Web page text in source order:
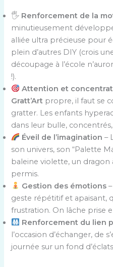
🖐️ Renforcement de la
minutieusement
alliée ultra précieuse pour
plein d’autres DIY (crois
découpage à l’école
!).
Attention et
Gratt’Art propre, il faut se
gratter. Les enfants
dans leur bulle,
Éveil de l’imagination –
son univers, son “Palette
baleine violette, un dragon
permis.
Gestion des émotions
geste répétitif et apaisant,
frustration. On lâche prise
Renforcement du lien
l’occasion d’échanger, de
journée sur un fond